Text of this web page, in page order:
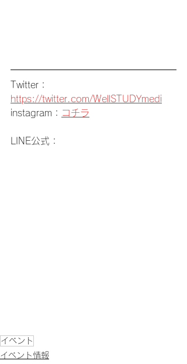
Twitter：
https://twitter.com/WellSTUDYmedi
instagram： コチラ
LINE公式：
イベント
イベント情報